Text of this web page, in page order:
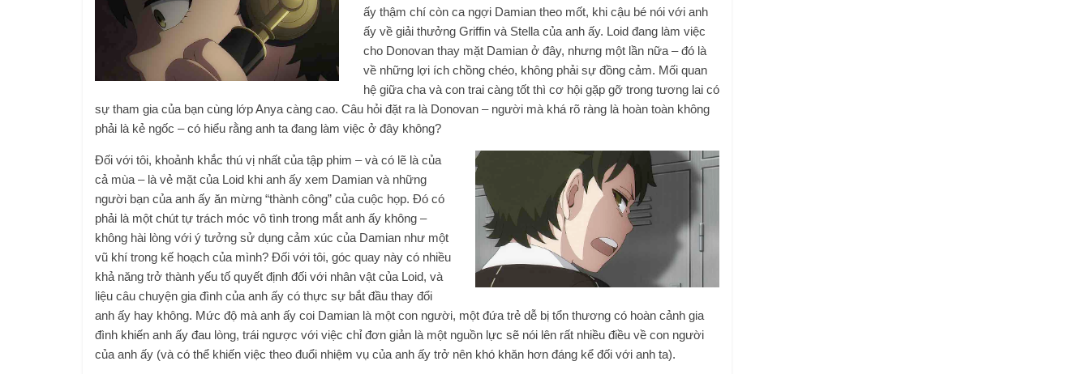
ấy thậm chí còn ca ngợi Damian theo mốt, khi cậu bé nói với anh
ấy về giải thưởng Griffin và Stella của anh ấy. Loid đang làm việc
cho Donovan thay mặt Damian ở đây, nhưng một lần nữa – đó là
về những lợi ích chồng chéo, không phải sự đồng cảm. Mối quan
hệ giữa cha và con trai càng tốt thì cơ hội gặp gỡ trong tương lai có
sự tham gia của bạn cùng lớp Anya càng cao. Câu hỏi đặt ra là Donovan – người mà khá rõ ràng là hoàn toàn không
phải là kẻ ngốc – có hiểu rằng anh ta đang làm việc ở đây không?
Đối với tôi, khoảnh khắc thú vị nhất của tập phim – và có lẽ là của
cả mùa – là vẻ mặt của Loid khi anh ấy xem Damian và những
người bạn của anh ấy ăn mừng “thành công” của cuộc họp. Đó có
phải là một chút tự trách móc vô tình trong mắt anh ấy không –
không hài lòng với ý tưởng sử dụng cảm xúc của Damian như một
vũ khí trong kế hoạch của mình? Đối với tôi, góc quay này có nhiều
khả năng trở thành yếu tố quyết định đối với nhân vật của Loid, và
liệu câu chuyện gia đình của anh ấy có thực sự bắt đầu thay đổi
anh ấy hay không. Mức độ mà anh ấy coi Damian là một con người, một đứa trẻ dễ bị tổn thương có hoàn cảnh gia
đình khiến anh ấy đau lòng, trái ngược với việc chỉ đơn giản là một nguồn lực sẽ nói lên rất nhiều điều về con người
của anh ấy (và có thể khiến việc theo đuổi nhiệm vụ của anh ấy trở nên khó khăn hơn đáng kể đối với anh ta).